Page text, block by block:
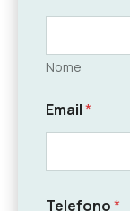
Nome
Email*
Telefono*